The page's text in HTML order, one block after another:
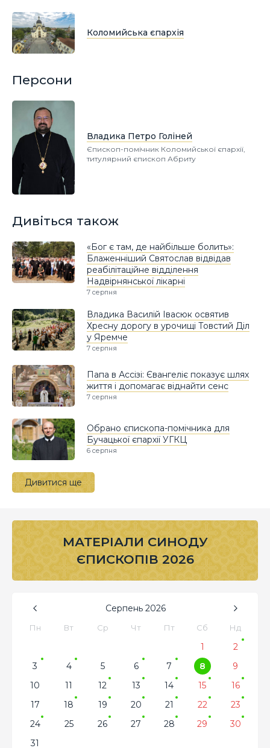
Коломийська єпархія
Персони
Владика Петро Голіней
Єпископ-помічник Коломийської єпархії,
титулярний єпископ Абриту
Дивіться також
«Бог є там, де найбільше болить»:
Блаженніший Святослав відвідав
реабілітаційне відділення
Надвірнянської лікарні
7 серпня
Владика Василій Івасюк освятив
Хресну дорогу в урочищі Товстий Діл
у Яремче
7 серпня
Папа в Ассізі: Євангеліє показує шлях
життя і допомагає віднайти сенс
7 серпня
Обрано єпископа-помічника для
Бучацької єпархії УГКЦ
6 серпня
Дивитися ще
МАТЕРІАЛИ СИНОДУ
ЄПИСКОПІВ 2026
Серпень 2026
Пн Вт Ср Чт Пт Сб Нд
1
2
3
4 5 6 7 8
9
10
11 12 13 14 15
16
17
18 19 20 21 22
23
24
25 26 27 28 29
30
31